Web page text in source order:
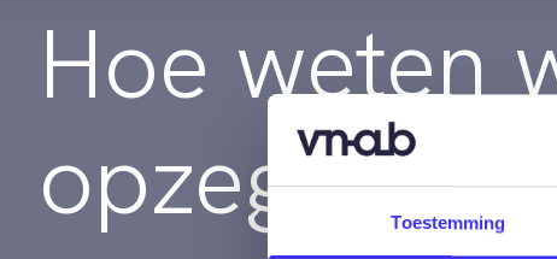
Toestemming
Hoe weten
opzegging